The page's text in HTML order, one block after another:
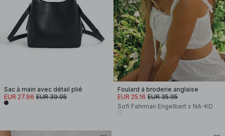
Sac à main avec détail plié
EUR 27.96 EUR 39.95
Foulard à broderie anglaise
EUR 25.16 EUR 35.95
Sofi Fahrman Engelbert x NA-KD